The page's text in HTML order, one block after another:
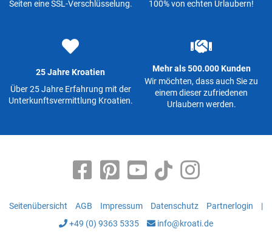
Seiten eine SSL-Verschlüsselung.
100% von echten Urlaubern!
25 Jahre Kroatien
Über 25 Jahre Erfahrung mit der
Unterkunftsvermittlung Kroatien.
Mehr als 500.000 Kunden
Wir möchten, dass auch Sie zu
einem dieser zufriedenen
Urlaubern werden.
Seitenübersicht AGB Impressum Datenschutz Partnerlogin
|
+49 (0) 9363 5335
info@kroati.de